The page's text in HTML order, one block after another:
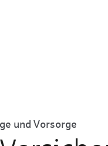
und Vorsorge